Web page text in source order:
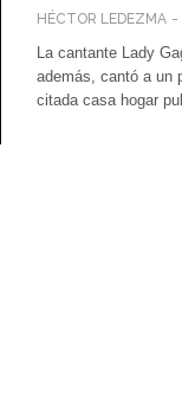
HÉCTOR LEDEZMA
La cantante Lady
además, cantó a un
citada casa hogar